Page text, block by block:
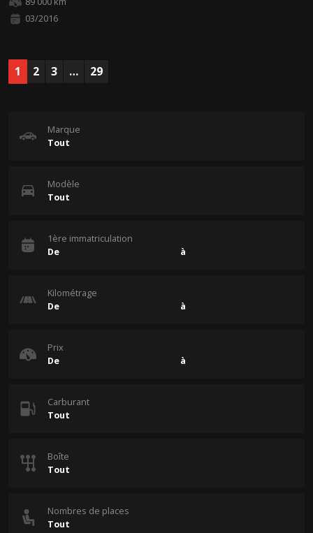
03/2016
1 2 3 … 29
Marque
Modèle
1ère immatriculation
Kilométrage
Prix
Carburant
Boîte
Nombres de places